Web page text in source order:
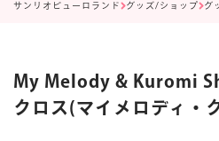
アクセス
サンリオピューロランド グッズ/ショップ グ
My Melody & Kuromi
クロス(マイメロディ・